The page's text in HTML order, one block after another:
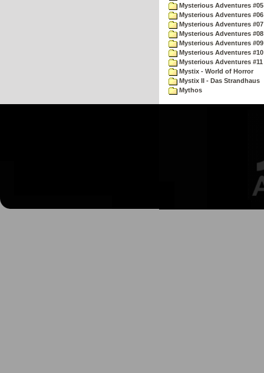
Mysterious Adventures
Mysterious Adventures
Mysterious Adventures
Mysterious Adventures
Mysterious Adventures
Mysterious Adventures
Mysterious Adventures
Mystix - World of Horror
Mystix II - Das Strandhaus
Mythos